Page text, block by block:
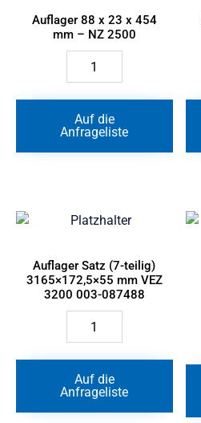
Auflager 88 x 23 x 454
mm – NZ 2500
Auflager
x
454
mm
-
Auf die
Anfrageliste
Auflager Satz (7-teilig)
3165×172,5×55 mm VEZ
3200 003-087488
Auflager
(7-
mm
VEZ
3200
Auf die
Anfrageliste